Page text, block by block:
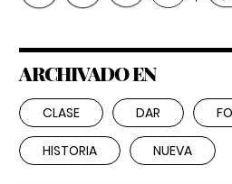
ARCHIVADO EN
CLASE DAR
HISTORIA NUEVA